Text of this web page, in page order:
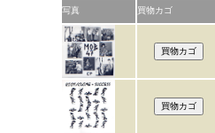
写真 買物カゴ